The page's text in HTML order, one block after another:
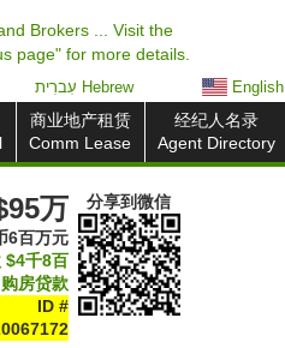
Brokers ... Visit the
page" for more details.
עִברִית Hebrew English
商业地产租赁
Comm Lease
经纪人名录
Agent Directory
分享到微信
万
6百万元
$4千8百
购房贷款
ID #